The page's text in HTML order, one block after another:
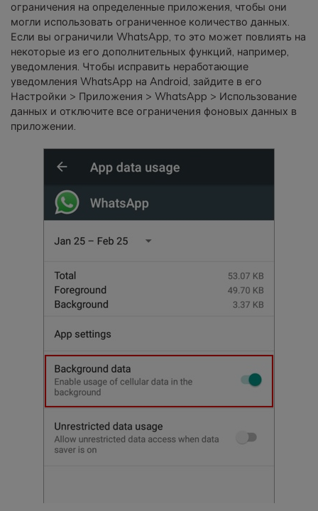
ограничения на определенные приложения, чтобы они
могли использовать ограниченное количество данных.
Если вы ограничили WhatsApp, то это может повлиять на
некоторые из его дополнительных функций, например,
уведомления. Чтобы исправить неработающие
уведомления WhatsApp на Android, зайдите в его
Настройки > Приложения > WhatsApp > Использование
данных и отключите все ограничения фоновых данных в
приложении.